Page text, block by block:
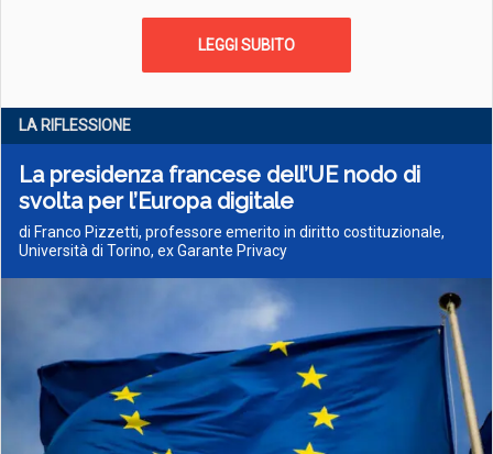
LEGGI SUBITO
LA RIFLESSIONE
La presidenza francese dell’UE nodo di
svolta per l’Europa digitale
di Franco Pizzetti, professore emerito in diritto costituzionale,
Università di Torino, ex Garante Privacy